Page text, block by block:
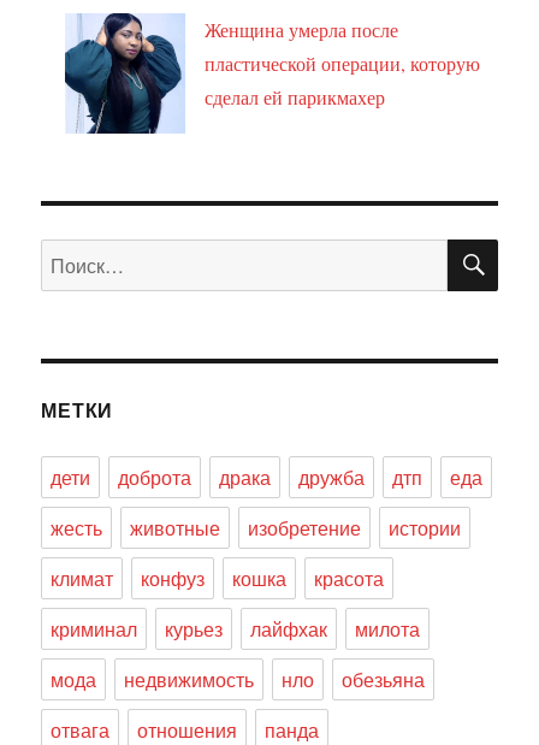
Женщина умерла после
пластической операции, которую
сделал ей парикмахер
Искать:
МЕТКИ
дети доброта драка дружба дтп
еда
жесть
животные изобретение
истории
климат
конфуз кошка
красота
криминал
курьез лайфхак
милота
мода
недвижимость нло
обезьяна
отвага
отношения
панда